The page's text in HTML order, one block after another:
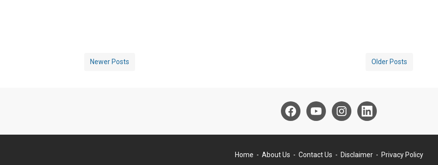
Newer Posts Older Posts
Home About Us Contact Us Disclaimer Privacy Policy